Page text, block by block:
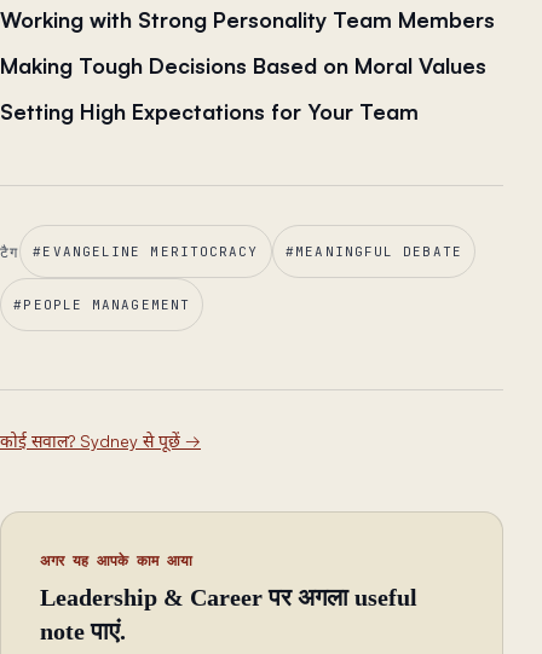
Working with Strong Personality Team Members
Making Tough Decisions Based on Moral Values
Setting High Expectations for Your Team
टैग #EVANGELINE MERITOCRACY #MEANINGFUL DEBATE
#PEOPLE MANAGEMENT
कोई सवाल? Sydney से पूछें →
अगर यह आपके काम आया
Leadership & Career पर अगला useful
note पाएं.